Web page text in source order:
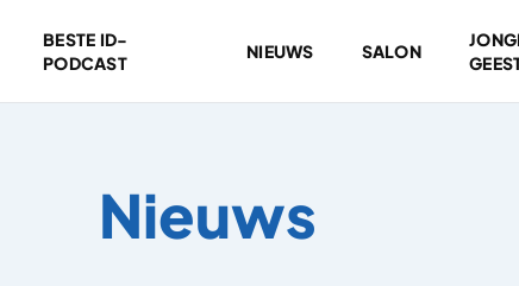
BESTE ID-
PODCAST
NIEUWS SALON
Nieuws